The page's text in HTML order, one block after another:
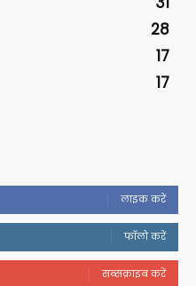
28
17
17
लाइक करें
फॉलो करें
सब्सक्राइब करें